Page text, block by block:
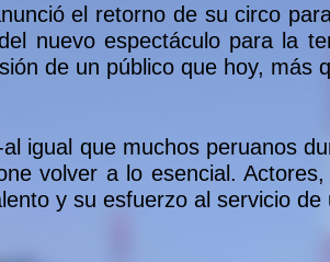
el retorno de su circo
nuevo espectáculo para la
de un público que hoy, más
al igual que muchos peruanos
volver a lo esencial.
y su esfuerzo al servicio